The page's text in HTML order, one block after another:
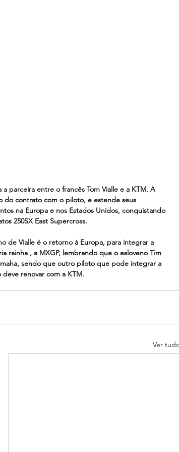
parceira entre o francês Tom Vialle e a KTM. A
do contrato com o piloto, e estende seus
na Europa e nos Estados Unidos, conquistando
250SX East Supercross.
de Vialle é o retorno à Europa, para integrar a
rainha , a MXGP, lembrando que o esloveno Tim
sendo que outro piloto que pode integrar a
renovar com a KTM.
Ver